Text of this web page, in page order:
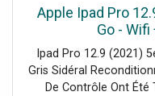
Apple Ipad Pro
Go - Wifi
Ipad Pro 12.9 (2021)
Gris Sidéral
De Contrôle Ont Été